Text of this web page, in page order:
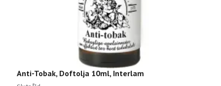
Anti-Tobak, Doftolja 10ml, Interlam